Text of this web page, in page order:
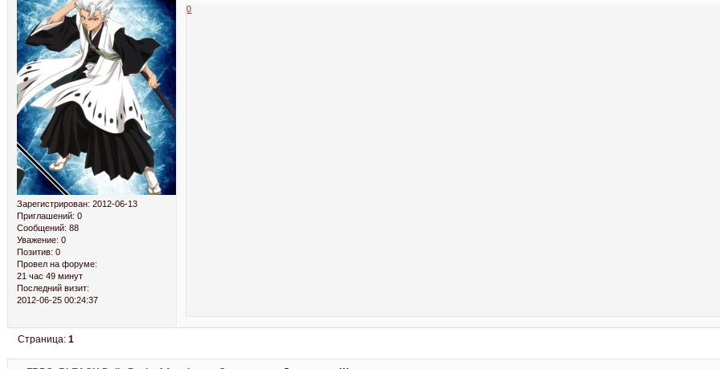
Зарегистрирован: 2012-06-13
Приглашений: 0
Сообщений: 88
Уважение: 0
Позитив: 0
Провел на форуме:
21 час 49 минут
Последний визит:
2012-06-25 00:24:37
0
Страница: 1